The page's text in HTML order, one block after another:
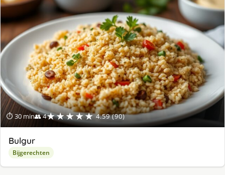
⏱ 30 min👥 4★★★★★ 4.59 (90)
Bulgur
Bijgerechten